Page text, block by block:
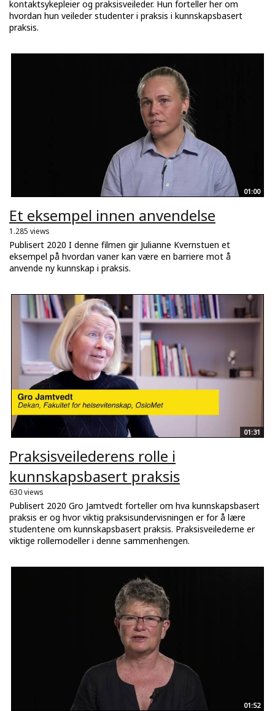
kontaktsykepleier og praksisveileder. Hun forteller her om
hvordan hun veileder studenter i praksis i kunnskapsbasert
praksis.
01:00
Et eksempel innen anvendelse
1.285 views
Publisert 2020 I denne filmen gir Julianne Kvernstuen et
eksempel på hvordan vaner kan være en barriere mot å
anvende ny kunnskap i praksis.
01:31
Praksisveilederens rolle i
kunnskapsbasert praksis
630 views
Publisert 2020 Gro Jamtvedt forteller om hva kunnskapsbasert
praksis er og hvor viktig praksisundervisningen er for å lære
studentene om kunnskapsbasert praksis. Praksisveilederne er
viktige rollemodeller i denne sammenhengen.
01:52